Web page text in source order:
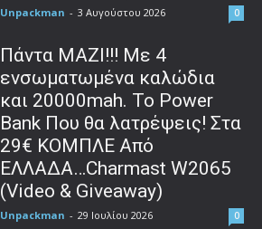
Unpackman - 3 Αυγούστου 2026 0
Πάντα ΜΑΖΙ!!! Με 4
ενσωματωμένα καλώδια
και 20000mah. Το Power
Bank Που θα λατρέψεις! Στα
29€ ΚΟΜΠΛΕ Από
ΕΛΛΑΔΑ…Charmast W2065
(Video & Giveaway)
Unpackman - 29 Ιουλίου 2026 0